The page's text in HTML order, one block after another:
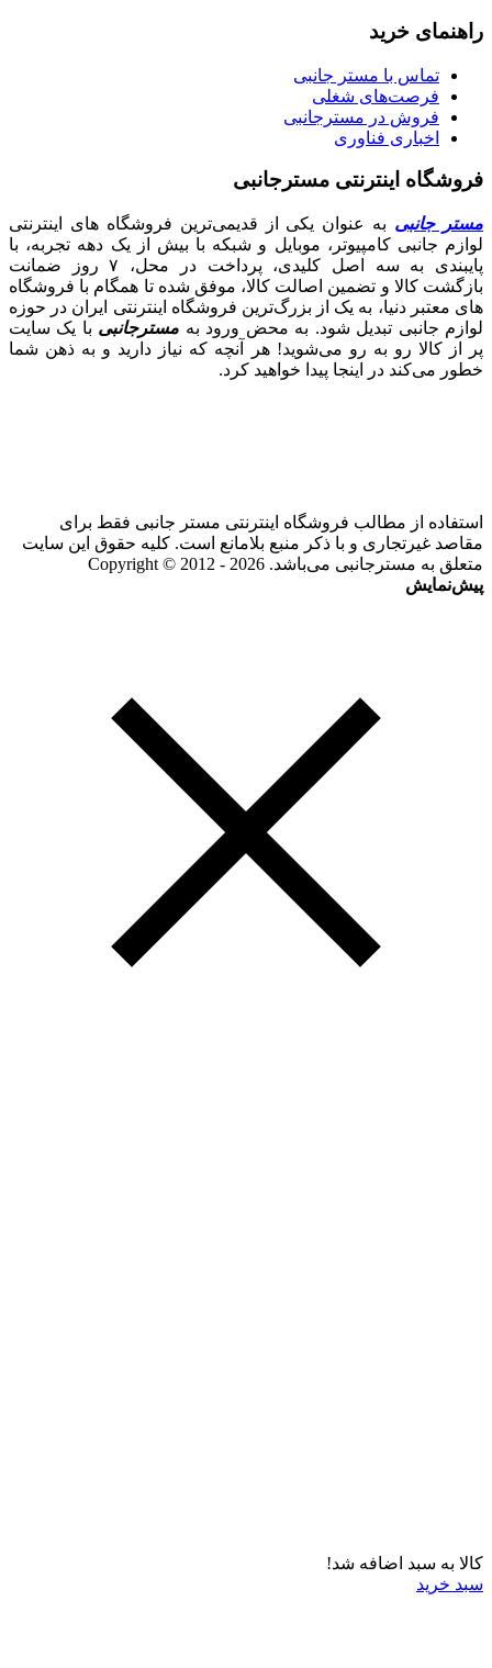
راهنمای خرید
تماس با مستر جانبی
فرصت‌های شغلی
فروش در مسترجانبی
اخباری فناوری
فروشگاه اینترنتی مسترجانبی
مستر جانبی به عنوان یکی از قدیمی‌ترین فروشگاه های اینترنتی
لوازم جانبی کامپیوتر، موبایل و شبکه با بیش از یک دهه تجربه، با
پایبندی به سه اصل کلیدی، پرداخت در محل، ۷ روز ضمانت
بازگشت کالا و تضمین اصالت کالا، موفق شده تا همگام با فروشگاه‌
های معتبر دنیا، به یک از بزرگ‌ترین فروشگاه اینترنتی ایران در حوزه
لوازم جانبی تبدیل شود. به محض ورود به مسترجانبی با یک سایت
پر از کالا رو به رو می‌شوید! هر آنچه که نیاز دارید و به ذهن شما
خطور می‌کند در اینجا پیدا خواهید کرد.
استفاده از مطالب فروشگاه اینترنتی مستر جانبی فقط برای
مقاصد غیرتجاری و با ذکر منبع بلامانع است. کلیه حقوق این سایت
متعلق به مسترجانبی می‌باشد. Copyright © 2012 - 2026
پیش‌نمایش
کالا به سبد اضافه شد!
سبد خرید